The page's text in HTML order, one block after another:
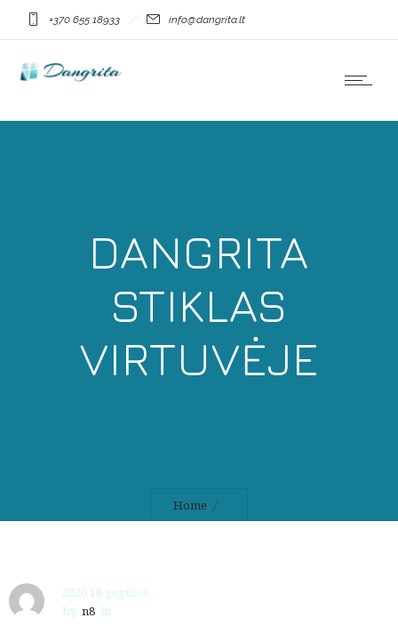
+370 655 18933 info@dangrita.lt
DANGRITA
STIKLAS
VIRTUVĖJE
Home
2020 18 gegužės
by n8 in